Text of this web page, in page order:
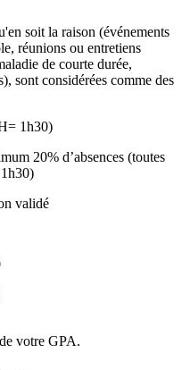
soit la raison (événements
réunions ou entretiens
de courte durée,
sont considérées comme des
1h30)
20% d’absences (toutes
validé
votre GPA.